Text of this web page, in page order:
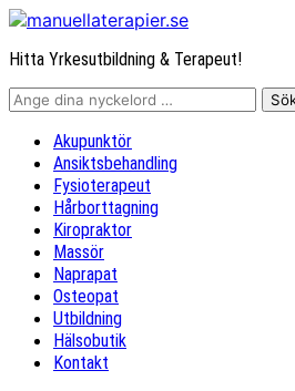
Hitta Yrkesutbildning & Terapeut!
Akupunktör
Ansiktsbehandling
Fysioterapeut
Hårborttagning
Kiropraktor
Massör
Naprapat
Osteopat
Utbildning
Hälsobutik
Kontakt